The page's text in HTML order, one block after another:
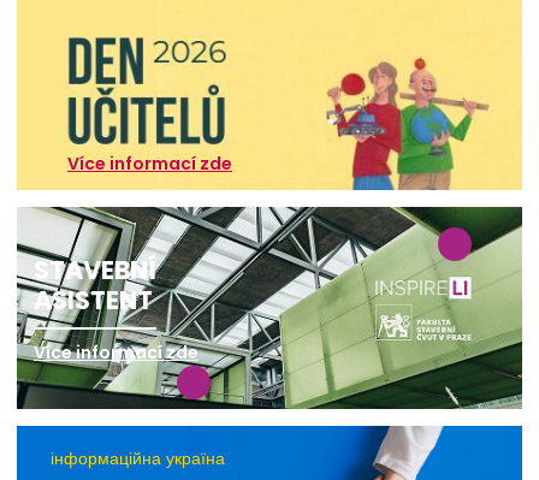
Více informací zde
STAVEBNÍ
ASISTENT
Více informací zde
інформаційна україна